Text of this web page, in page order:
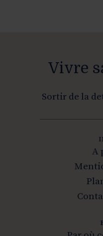
Vivre
Sortir de la
A